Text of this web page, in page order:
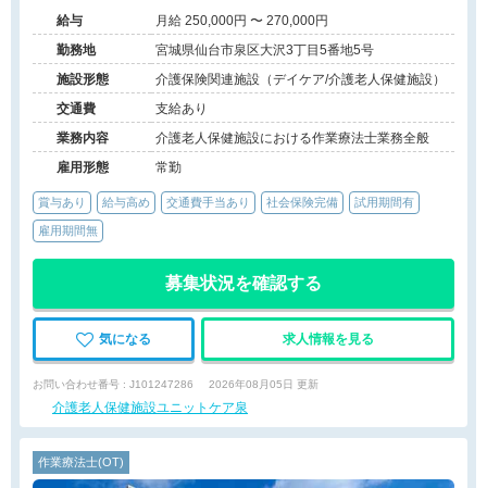
給与
月給 250,000円 〜 270,000円
勤務地
宮城県仙台市泉区大沢3丁目5番地5号
施設形態
介護保険関連施設（デイケア/介護老人保健施設）
交通費
支給あり
業務内容
介護老人保健施設における作業療法士業務全般
雇用形態
常勤
賞与あり 給与高め 交通費手当あり 社会保険完備 試用期間有
雇用期間無
募集状況を確認する
気になる 求人情報を見る
お問い合わせ番号 : J101247286 2026年08月05日 更新
介護老人保健施設ユニットケア泉
作業療法士(OT)